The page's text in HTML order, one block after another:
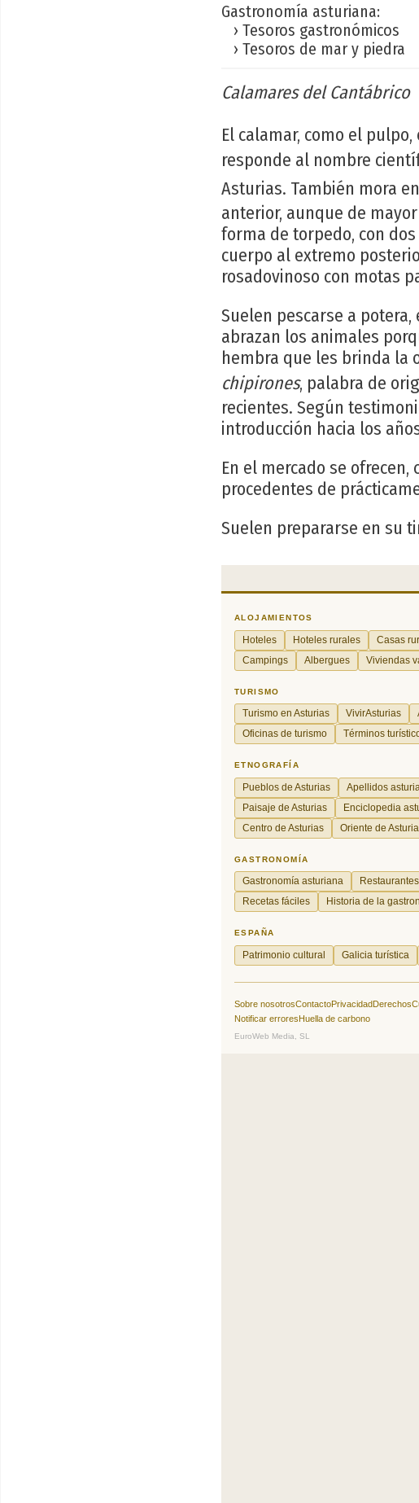
Gastronomía asturiana:
› Tesoros gastronómicos
› Tesoros de mar y piedra
Calamares del Cantábrico
El calamar, como el
responde al nombre
Asturias. También mora
anterior, aunque de
forma de torpedo, con
cuerpo al extremo
rosadovinoso con motas
Suelen pescarse a
abrazan los animales
hembra que les brinda la
chipirones, palabra de
recientes. Según
introducción hacia los
En el mercado se
procedentes de
Suelen prepararse en su